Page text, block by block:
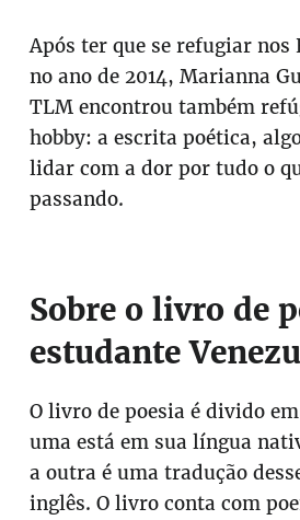
Após ter que se refugiar nos
no ano de 2014, Marianna
TLM encontrou também
hobby: a escrita poética,
lidar com a dor por tudo o
passando.
Sobre o livro de
estudante
O livro de poesia é divido
uma está em sua língua
a outra é uma tradução
inglês. O livro conta com